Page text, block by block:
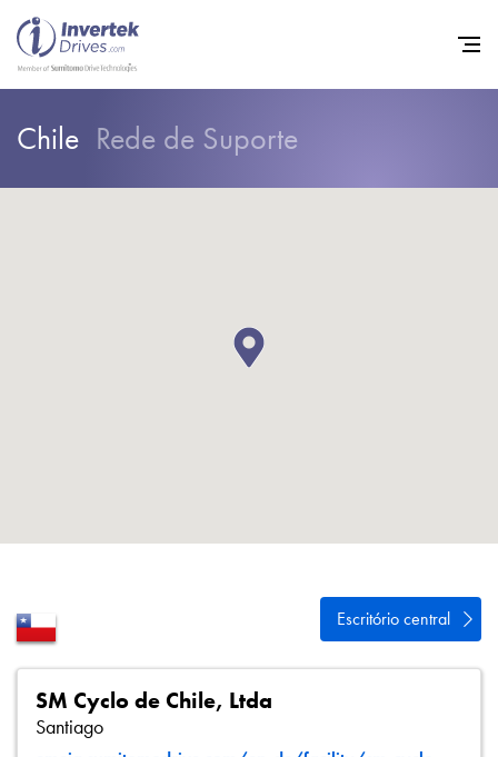
Chile Rede de Suporte
Escritório central
SM Cyclo de Chile, Ltda
Santiago
Inversores de frequência
Mapa do site
iSource Logar